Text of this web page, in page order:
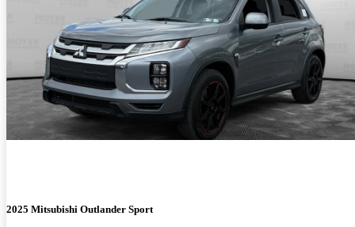
2025 Mitsubishi Outlander Sport